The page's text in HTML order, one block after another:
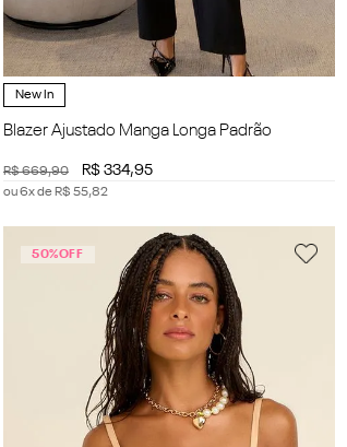
New In
Blazer Ajustado Manga Longa Padrão
R$669,90 R$ 334,95
ou6x de R$ 55,82
50%OFF